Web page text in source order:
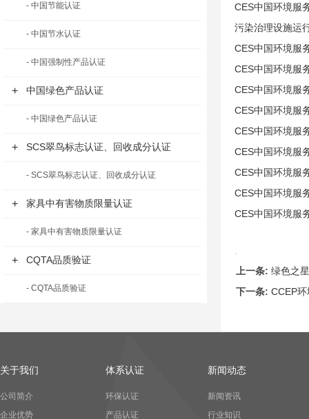
- 中国节能认证
- 中国节水认证
- 中国强制性产品认证
+ 中国绿色产品认证
- 中国绿色产品认证
+ SCS翠鸟标志认证、回收成分认证
- SCS翠鸟标志认证、回收成分认证
+ 家具中有害物质限量认证
- 家具中有害物质限量认证
+ CQTA品质验证
- CQTA品质验证
CES中国环境服
污染治理设施运
CES中国环境服
CES中国环境服
CES中国环境服
CES中国环境服
CES中国环境服
CES中国环境服
CES中国环境服
CES中国环境服
CES中国环境服
上一条: 绿色之
下一条: CCEP
关于我们
公司简介
企业优势
体系认证
环保认证
产品认证
新闻动态
新闻资讯
行业知识